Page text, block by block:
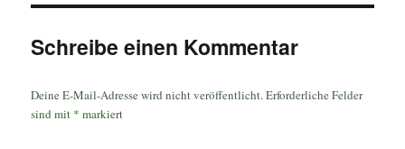
Schreibe einen Kommentar
Deine E-Mail-Adresse wird nicht veröffentlicht. Erforderliche Felder
sind mit * markiert